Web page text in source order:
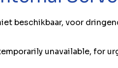
beschikbaar, voor
unavailable, for